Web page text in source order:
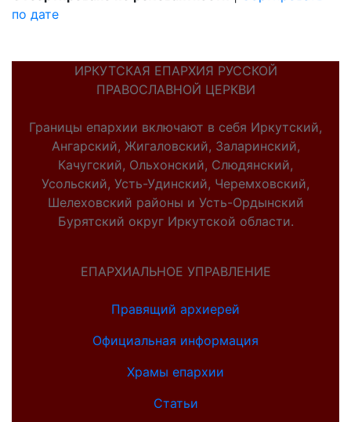
по дате
ИРКУТСКАЯ ЕПАРХИЯ РУССКОЙ
ПРАВОСЛАВНОЙ ЦЕРКВИ
Границы епархии включают в себя Иркутский,
Ангарский, Жигаловский, Заларинский,
Качугский, Ольхонский, Слюдянский,
Усольский, Усть-Удинский, Черемховский,
Шелеховский районы и Усть-Ордынский
Бурятский округ Иркутской области.
ЕПАРХИАЛЬНОЕ УПРАВЛЕНИЕ
Правящий архиерей
Официальная информация
Храмы епархии
Статьи